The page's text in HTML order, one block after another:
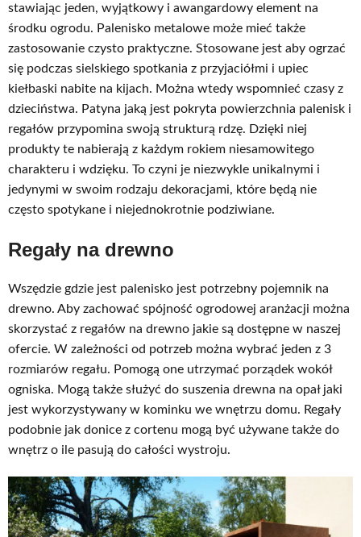
stawiając jeden, wyjątkowy i awangardowy element na
środku ogrodu. Palenisko metalowe może mieć także
zastosowanie czysto praktyczne. Stosowane jest aby ogrzać
się podczas sielskiego spotkania z przyjaciółmi i upiec
kiełbaski nabite na kijach. Można wtedy wspomnieć czasy z
dzieciństwa. Patyna jaką jest pokryta powierzchnia palenisk i
regałów przypomina swoją strukturą rdzę. Dzięki niej
produkty te nabierają z każdym rokiem niesamowitego
charakteru i wdzięku. To czyni je niezwykle unikalnymi i
jedynymi w swoim rodzaju dekoracjami, które będą nie
często spotykane i niejednokrotnie podziwiane.
Regały na drewno
Wszędzie gdzie jest palenisko jest potrzebny pojemnik na
drewno. Aby zachować spójność ogrodowej aranżacji można
skorzystać z regałów na drewno jakie są dostępne w naszej
ofercie. W zależności od potrzeb można wybrać jeden z 3
rozmiarów regału. Pomogą one utrzymać porządek wokół
ogniska. Mogą także służyć do suszenia drewna na opał jaki
jest wykorzystywany w kominku we wnętrzu domu. Regały
podobnie jak donice z cortenu mogą być używane także do
wnętrz o ile pasują do całości wystroju.